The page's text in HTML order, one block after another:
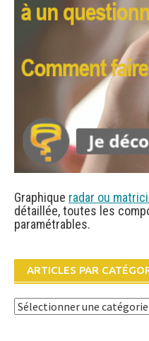
Graphique radar ou
détaillée, toutes les
paramétrables.
ARTICLES PAR
Articles